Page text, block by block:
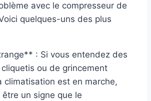
avec le compresseur de
quelques-uns des plus
: Si vous entendez des
ou de grincement
climatisation est en marche,
être un signe que le